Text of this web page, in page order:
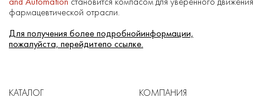
фармацевтической отрасли.
Для получения более подробнойинформации,
пожалуйста, перейдитепо ссылке.
КАТАЛОГ
КОМПАНИЯ